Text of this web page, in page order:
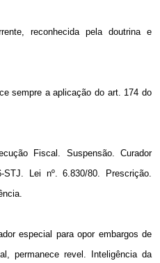
reconhecida pela doutrina e
sempre a aplicação do art. 174 do
Fiscal. Suspensão. Curador
STJ. Lei nº. 6.830/80. Prescrição.
especial para opor embargos de
permanece revel. Inteligência da